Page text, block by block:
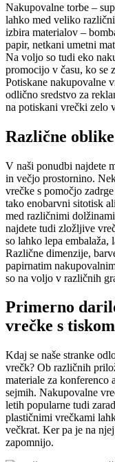
Nakupovalne torbe –
lahko med veliko
izbira materialov –
papir, netkani umetni
Na voljo so tudi eko
promocijo v času, ko se
Potiskane nakupovalne
odlično sredstvo za
na potiskani vrečki zelo
Različne
V naši ponudbi najdete
in večjo prostornino.
vrečke s pomočjo
tako enobarvni sitotisk
med različnimi
najdete tudi zložljive
so lahko lepa
Različne dimenzije,
papirnatim
so na voljo v različnih
Primerno
vrečke s tiskom
Kdaj se naše stranke
vrečk? Ob različnih
materiale za konferenco
sejmih. Nakupovalne
letih popularne tudi
plastičnimi vrečkami
večkrat. Ker pa je na
zapomnijo.